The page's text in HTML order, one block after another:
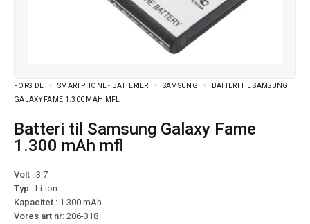
FORSIDE SMARTPHONE - BATTERIER SAMSUNG
BATTERI TIL SAMSUNG
GALAXY FAME 1.300 MAH MFL
Batteri til Samsung Galaxy Fame
1.300 mAh mfl
Volt : 3.7
Typ : Li-ion
Kapacitet : 1.300 mAh
Vores art nr: 206-318